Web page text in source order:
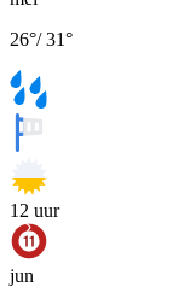
26°/31°
12 uur
jun